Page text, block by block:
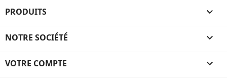
PRODUITS 
NOTRE SOCIÉTÉ 
VOTRE COMPTE 